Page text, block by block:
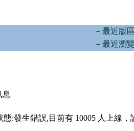
－最近版
－最近瀏
息
態:發生錯誤,目前有 10005 人上線